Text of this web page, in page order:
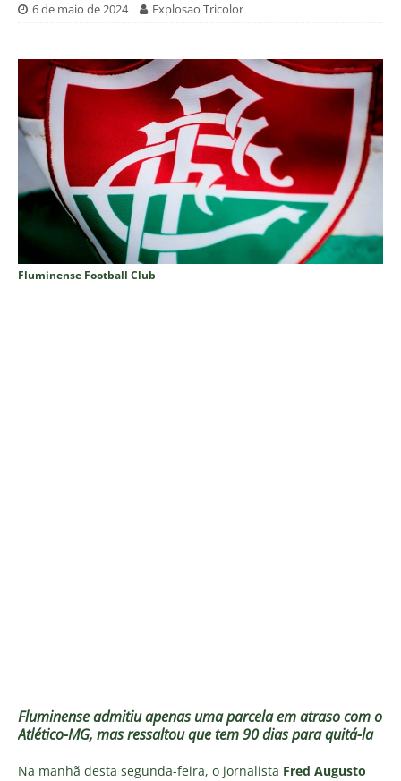
6 de maio de 2024 Explosao Tricolor
Fluminense Football Club
Fluminense admitiu apenas uma parcela em atraso com o
Atlético-MG, mas ressaltou que tem 90 dias para quitá-la
Na manhã desta segunda-feira, o jornalista Fred Augusto